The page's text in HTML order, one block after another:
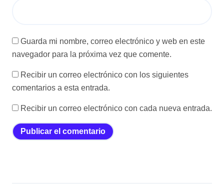
Guarda mi nombre, correo electrónico y web en este
navegador para la próxima vez que comente.
Recibir un correo electrónico con los siguientes
comentarios a esta entrada.
Recibir un correo electrónico con cada nueva entrada.